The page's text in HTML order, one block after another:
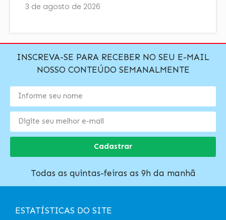
3 de agosto de 2026
INSCREVA-SE PARA RECEBER NO SEU E-MAIL
NOSSO CONTEÚDO SEMANALMENTE
Cadastrar
Todas as quintas-feiras as 9h da manhã
ESTATÍSTICAS DO SITE